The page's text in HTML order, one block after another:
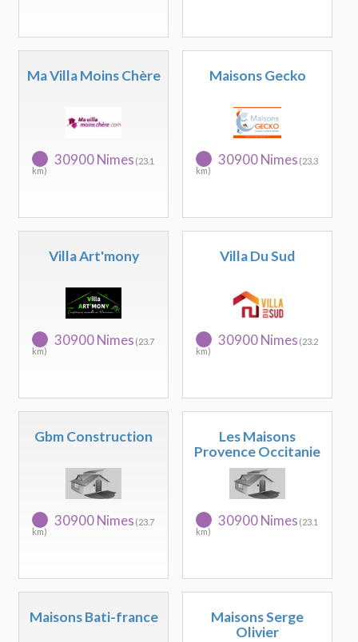
Ma Villa Moins Chère
30900 Nimes (23.1
km)
Maisons Gecko
30900 Nimes (23.3
km)
Villa Art'mony
30900 Nimes (23.7
km)
Villa Du Sud
30900 Nimes (23.2
km)
Gbm Construction
30900 Nimes (23.7
km)
Les Maisons
Provence Occitanie
30900 Nimes (23.1
km)
Maisons Bati-france
Maisons Serge
Olivier